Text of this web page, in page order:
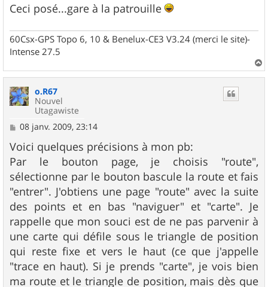
Ceci posé...gare à la patrouille
60Csx-GPS Topo 6, 10 & Benelux-CE3 V3.24 (merci le site)-
Intense 27.5
a
o.R67
Nouvel
Utagawiste
M
s
s
a
g
e
08 janv. 2009, 23:14
Voici quelques précisions à mon pb:
Par le bouton page, je choisis "route",
sélectionne par le bouton bascule la route et fais
"entrer". J'obtiens une page "route" avec la suite
des points et en bas "naviguer" et "carte". Je
rappelle que mon souci est de ne pas parvenir à
une carte qui défile sous le triangle de position
qui reste fixe et vers le haut (ce que j'appelle
"trace en haut). Si je prends "carte", je vois bien
ma route et le triangle de position, mais dès que